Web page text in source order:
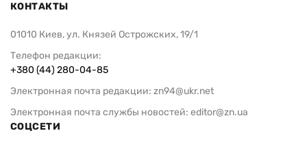
КОНТАКТЫ
01010 Киев, ул. Князей Острожских, 19/1
Телефон редакции:
+380 (44) 280-04-85
Электронная почта редакции: zn94@ukr.net
Электронная почта службы новостей: editor@zn.ua
СОЦСЕТИ